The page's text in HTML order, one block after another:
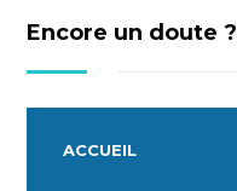
Encore un doute ?
ACCUEIL